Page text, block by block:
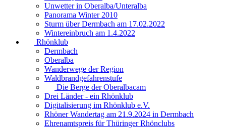
Unwetter in Oberalba/Unteralba
Panorama Winter 2010
Sturm über Dermbach am 17.02.2022
Wintereinbruch am 1.4.2022
Rhönklub
Dermbach
Oberalba
Wanderwege der Region
Waldbrandgefahrenstufe
Die Berge der Oberalbacam
Drei Länder - ein Rhönklub
Digitalisierung im Rhönklub e.V.
Rhöner Wandertag am 21.9.2024 in Dermbach
Ehrenamtspreis für Thüringer Rhönclubs